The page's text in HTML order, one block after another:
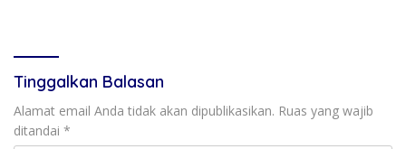
Tinggalkan Balasan
Alamat email Anda tidak akan dipublikasikan. Ruas yang wajib
ditandai *